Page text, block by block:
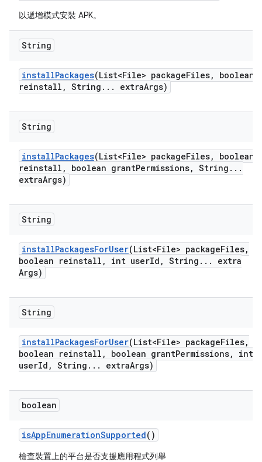
以遞增模式安裝 APK。
String
installPackages(List<File> packageFiles,
boolean
reinstall , String . . . extraArgs)
String
installPackages(List<File> packageFiles,
boolean
reinstall , boolean grantPermissions, String . . .
extraArgs)
String
installPackagesForUser(List<File> packageFiles,
boolean reinstall , int userId , String . . .
extra
Args)
String
installPackagesForUser(List<File> packageFiles,
boolean reinstall , boolean grantPermissions,
int
userId , String . . . extraArgs)
boolean
isAppEnumerationSupported()
檢查裝置上的平台是否支援應用程式列舉